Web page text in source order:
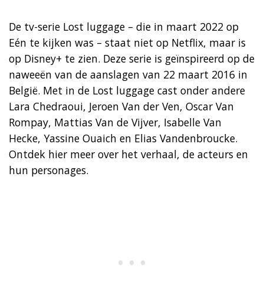
De tv-serie Lost luggage – die in maart 2022 op
Eén te kijken was – staat niet op Netflix, maar is
op Disney+ te zien. Deze serie is geïnspireerd op de
naweeën van de aanslagen van 22 maart 2016 in
België. Met in de Lost luggage cast onder andere
Lara Chedraoui, Jeroen Van der Ven, Oscar Van
Rompay, Mattias Van de Vijver, Isabelle Van
Hecke, Yassine Ouaich en Elias Vandenbroucke.
Ontdek hier meer over het verhaal, de acteurs en
hun personages.